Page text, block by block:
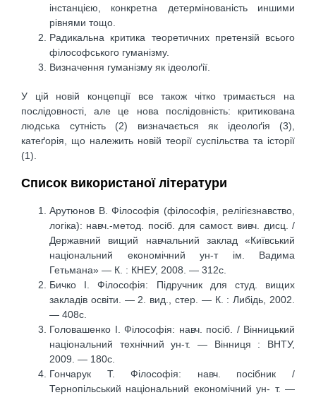
інстанцією, конкретна детермінованість иншими
рівнями тощо.
Радикальна критика теоретичних претензій всього
філософського гуманізму.
Визначення гуманізму як ідеолоґії.
У цій новій концепції все також чітко тримається на
послідовності, але це нова послідовність: критикована
людська сутність (2) визначається як ідеолоґія (3),
катеґорія, що належить новій теорії суспільства та історії
(1).
Список використаної літератури
Арутюнов В. Філософія (філософія, релігієзнавство,
логіка): навч.-метод. посіб. для самост. вивч. дисц. /
Державний вищий навчальний заклад «Київський
національний економічний ун-т ім. Вадима
Гетьмана» — К. : КНЕУ, 2008. — 312c.
Бичко І. Філософія: Підручник для студ. вищих
закладів освіти. — 2. вид., стер. — К. : Либідь, 2002.
— 408с.
Головашенко І. Філософія: навч. посіб. / Вінницький
національний технічний ун-т. — Вінниця : ВНТУ,
2009. — 180с.
Гончарук Т. Філософія: навч. посібник /
Тернопільський національний економічний ун- т. —